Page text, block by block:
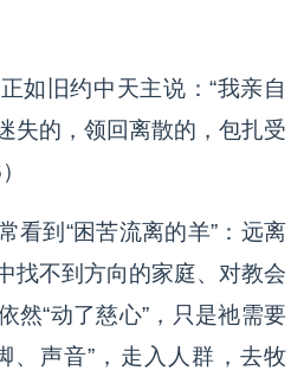
如旧约中天主说：“我亲自
的，领回离散的，包扎受
看到“困苦流离的羊”：远离
找不到方向的家庭、对教会
“动了慈心”，只是祂需要
、声音”，走入人群，去牧